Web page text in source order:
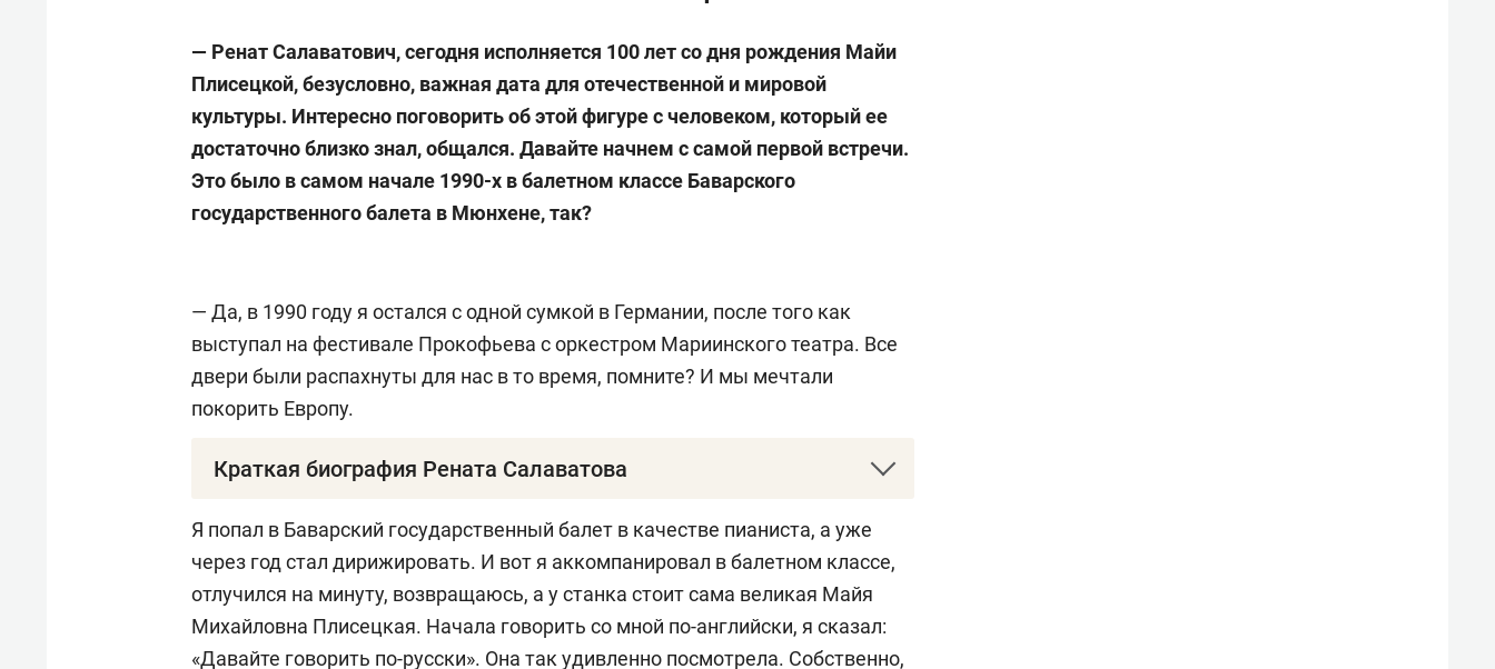
— Ренат Салаватович, сегодня исполняется 100 лет со дня рождения Майи
Плисецкой, безусловно, важная дата для отечественной и мировой
культуры. Интересно поговорить об этой фигуре с человеком, который ее
достаточно близко знал, общался. Давайте начнем с самой первой встречи.
Это было в самом начале 1990-х в балетном классе Баварского
государственного балета в Мюнхене, так?
— Да, в 1990 году я остался с одной сумкой в Германии, после того как
выступал на фестивале Прокофьева с оркестром Мариинского театра. Все
двери были распахнуты для нас в то время, помните? И мы мечтали
покорить Европу.
Краткая биография Рената Салаватова
дирижер, пианист, композитор.
Родился 5 ноября 1949 года в Чимкенте.
Я попал в Баварский государственный балет в качестве пианиста, а уже
через год стал дирижировать. И вот я аккомпанировал в балетном классе,
отлучился на минуту, возвращаюсь, а у станка стоит сама великая Майя
Михайловна Плисецкая. Начала говорить со мной по-английски, я сказал:
«Давайте говорить по-русски». Она так удивленно посмотрела. Собственно,